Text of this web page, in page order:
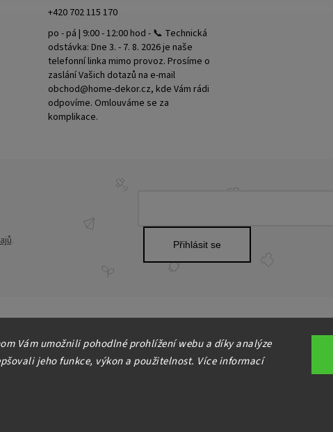
Vám umožnili pohodlné prohlížení webu a díky analýze
jeho funkce, výkon a použitelnost. Více informací
. Přihlásit se
+420 702 115 170
po - pá | 9:00 - 12:00 hod - 📞 Technická
odstávka: Dne 3. - 7. 8. 2026 je naše
telefonní linka mimo provoz. Prosíme o
zaslání Vašich dotazů na e-mail
obchod@home-dekor.cz, kde Vám rádi
odpovíme. Omlouváme se za
komplikace.